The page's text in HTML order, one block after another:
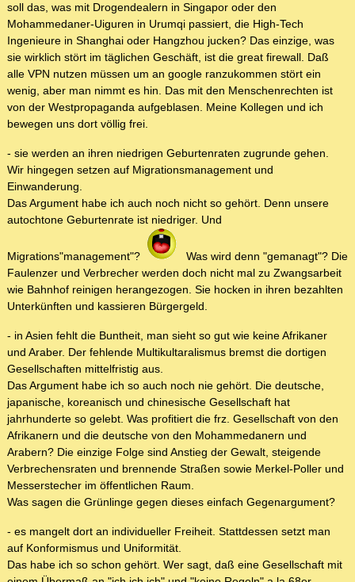
soll das, was mit Drogendealern in Singapor oder den
Mohammedaner-Uiguren in Urumqi passiert, die High-Tech
Ingenieure in Shanghai oder Hangzhou jucken? Das einzige, was
sie wirklich stört im täglichen Geschäft, ist die great firewall. Daß
alle VPN nutzen müssen um an google ranzukommen stört ein
wenig, aber man nimmt es hin. Das mit den Menschenrechten ist
von der Westpropaganda aufgeblasen. Meine Kollegen und ich
bewegen uns dort völlig frei.
- sie werden an ihren niedrigen Geburtenraten zugrunde gehen.
Wir hingegen setzen auf Migrationsmanagement und
Einwanderung.
Das Argument habe ich auch noch nicht so gehört. Denn unsere
autochtone Geburtenrate ist niedriger. Und
Migrations"management"?
Was wird denn "gemanagt"? Die
Faulenzer und Verbrecher werden doch nicht mal zu Zwangsarbeit
wie Bahnhof reinigen herangezogen. Sie hocken in ihren bezahlten
Unterkünften und kassieren Bürgergeld.
- in Asien fehlt die Buntheit, man sieht so gut wie keine Afrikaner
und Araber. Der fehlende Multikultaralismus bremst die dortigen
Gesellschaften mittelfristig aus.
Das Argument habe ich so auch noch nie gehört. Die deutsche,
japanische, koreanisch und chinesische Gesellschaft hat
jahrhunderte so gelebt. Was profitiert die frz. Gesellschaft von den
Afrikanern und die deutsche von den Mohammedanern und
Arabern? Die einzige Folge sind Anstieg der Gewalt, steigende
Verbrechensraten und brennende Straßen sowie Merkel-Poller und
Messerstecher im öffentlichen Raum.
Was sagen die Grünlinge gegen dieses einfach Gegenargument?
- es mangelt dort an individueller Freiheit. Stattdessen setzt man
auf Konformismus und Uniformität.
Das habe ich so schon gehört. Wer sagt, daß eine Gesellschaft mit